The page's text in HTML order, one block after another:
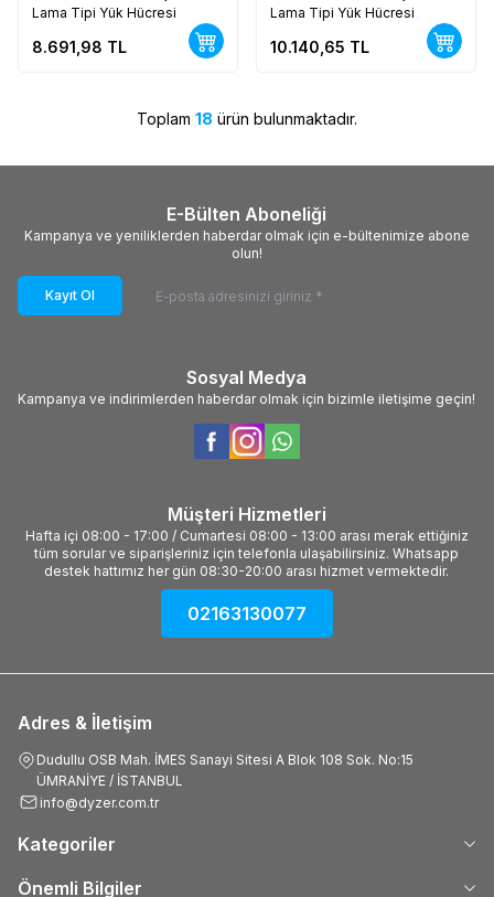
Lama Tipi Yük Hücresi
8.691,98 TL
Lama Tipi Yük Hücresi
10.140,65 TL
Toplam 18 ürün bulunmaktadır.
E-Bülten Aboneliği
Kampanya ve yeniliklerden haberdar olmak için e-bültenimize abone
olun!
Kayıt Ol
Sosyal Medya
Kampanya ve indirimlerden haberdar olmak için bizimle iletişime geçin!
Müşteri Hizmetleri
Hafta içi 08:00 - 17:00 / Cumartesi 08:00 - 13:00 arası merak ettiğiniz
tüm sorular ve siparişleriniz için telefonla ulaşabilirsiniz. Whatsapp
destek hattımız her gün 08:30-20:00 arası hizmet vermektedir.
02163130077
Adres & İletişim
Dudullu OSB Mah. İMES Sanayi Sitesi A Blok 108 Sok. No:15
ÜMRANİYE / İSTANBUL
info@dyzer.com.tr
Kategoriler
Önemli Bilgiler